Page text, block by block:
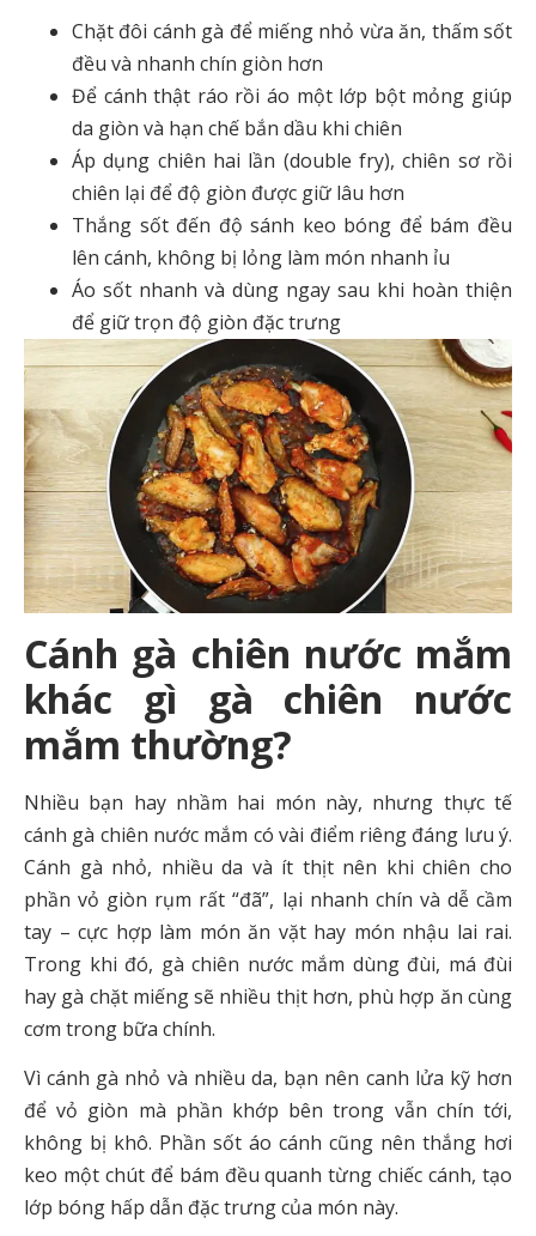
Chặt đôi cánh gà để miếng nhỏ vừa ăn, thấm sốt
đều và nhanh chín giòn hơn
Để cánh thật ráo rồi áo một lớp bột mỏng giúp
da giòn và hạn chế bắn dầu khi chiên
Áp dụng chiên hai lần (double fry), chiên sơ rồi
chiên lại để độ giòn được giữ lâu hơn
Thắng sốt đến độ sánh keo bóng để bám đều
lên cánh, không bị lỏng làm món nhanh ỉu
Áo sốt nhanh và dùng ngay sau khi hoàn thiện
để giữ trọn độ giòn đặc trưng
Cánh gà chiên nước mắm
khác gì gà chiên nước
mắm thường?
Nhiều bạn hay nhầm hai món này, nhưng thực tế
cánh gà chiên nước mắm có vài điểm riêng đáng lưu ý.
Cánh gà nhỏ, nhiều da và ít thịt nên khi chiên cho
phần vỏ giòn rụm rất “đã”, lại nhanh chín và dễ cầm
tay – cực hợp làm món ăn vặt hay món nhậu lai rai.
Trong khi đó, gà chiên nước mắm dùng đùi, má đùi
hay gà chặt miếng sẽ nhiều thịt hơn, phù hợp ăn cùng
cơm trong bữa chính.
Vì cánh gà nhỏ và nhiều da, bạn nên canh lửa kỹ hơn
để vỏ giòn mà phần khớp bên trong vẫn chín tới,
không bị khô. Phần sốt áo cánh cũng nên thắng hơi
keo một chút để bám đều quanh từng chiếc cánh, tạo
lớp bóng hấp dẫn đặc trưng của món này.